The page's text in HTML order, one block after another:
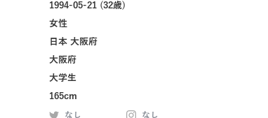
1994-05-21 (32歳)
女性
日本 大阪府
大阪府
大学生
165cm
なし なし